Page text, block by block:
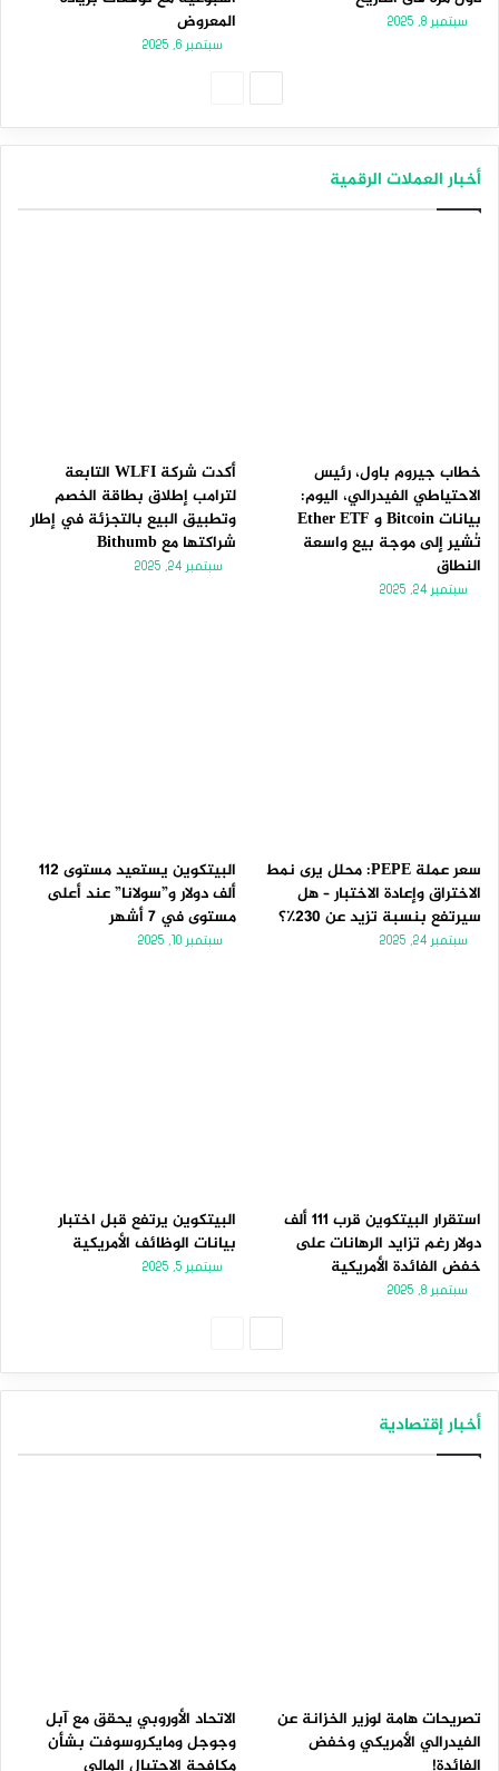
سبتمبر 8, 2025
المعروض
سبتمبر 6, 2025
أخبار العملات الرقمية
خطاب جيروم باول، رئيس
الاحتياطي الفيدرالي، اليوم:
بيانات Bitcoin و Ether ETF
تُشير إلى موجة بيع واسعة
النطاق
سبتمبر 24, 2025
أكدت شركة WLFI التابعة
لترامب إطلاق بطاقة الخصم
وتطبيق البيع بالتجزئة في إطار
شراكتها مع Bithumb
سبتمبر 24, 2025
سعر عملة PEPE: محلل يرى نمط
الاختراق وإعادة الاختبار – هل
سيرتفع بنسبة تزيد عن 230٪؟
سبتمبر 24, 2025
البيتكوين يستعيد مستوى 112
ألف دولار و”سولانا” عند أعلى
مستوى في 7 أشهر
سبتمبر 10, 2025
استقرار البيتكوين قرب 111 ألف
دولار رغم تزايد الرهانات على
خفض الفائدة الأمريكية
سبتمبر 8, 2025
البيتكوين يرتفع قبل اختبار
بيانات الوظائف الأمريكية
سبتمبر 5, 2025
أخبار إقتصادية
تصريحات هامة لوزير الخزانة عن
الفيدرالي الأمريكي وخفض
الفائدة!
الاتحاد الأوروبي يحقق مع آبل
وجوجل ومايكروسوفت بشأن
مكافحة الاحتيال المالي